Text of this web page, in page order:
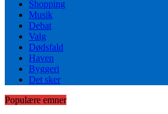
Shopping
Musik
Debat
Valg
Dødsfald
Haven
Byggeri
Det sker
Populære emner